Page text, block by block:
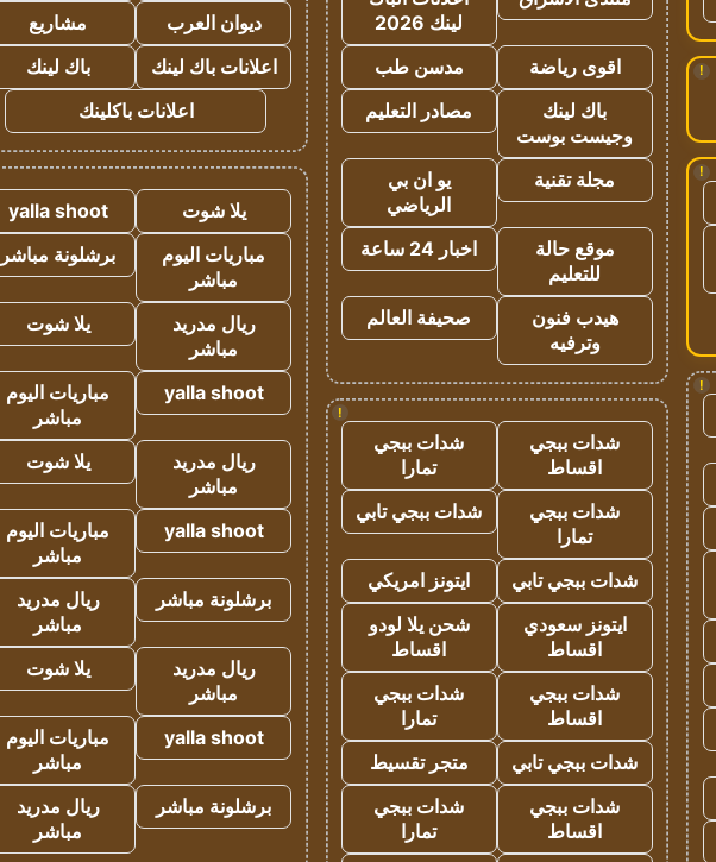
!
!
!
لينك 2026
اقوى رياضة
مدسن طب
باك لينك
وجيست بوست
مصادر التعليم
مجلة تقنية
يو ان بي
الرياضي
موقع حالة
للتعليم
اخبار 24 ساعة
هيدب فنون
وترفيه
صحيفة العالم
!
شدات ببجي
اقساط
شدات ببجي
تمارا
شدات ببجي
تمارا
شدات ببجي تابي
شدات ببجي تابي
ايتونز امريكي
ايتونز سعودي
اقساط
شحن يلا لودو
اقساط
شدات ببجي
اقساط
شدات ببجي
تمارا
شدات ببجي تابي
متجر تقسيط
شدات ببجي
اقساط
شدات ببجي
تمارا
ديوان العرب
مشاريع
اعلانات باك لينك
باك لينك
اعلانات باكلينك
يلا شوت
yalla shoot
مباريات اليوم
مباشر
برشلونة مباشر
ريال مدريد
مباشر
يلا شوت
yalla shoot
مباريات اليوم
مباشر
ريال مدريد
مباشر
يلا شوت
yalla shoot
مباريات اليوم
مباشر
برشلونة مباشر
ريال مدريد
مباشر
ريال مدريد
مباشر
يلا شوت
yalla shoot
مباريات اليوم
مباشر
برشلونة مباشر
ريال مدريد
مباشر